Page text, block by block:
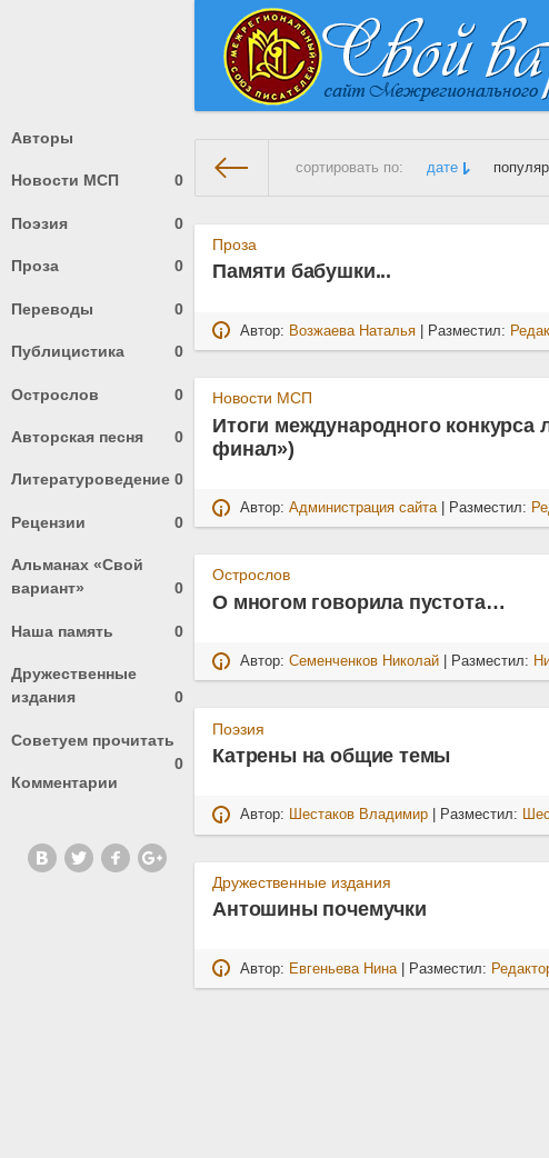
Авторы
Новости МСП 0
Поэзия 0
Проза 0
Переводы 0
Публицистика 0
Острослов 0
Авторская песня 0
Литературоведение 0
Рецензии 0
Альманах «Свой
вариант»
0
Наша память 0
Дружественные
издания
0
Советуем прочитать
0
Комментарии
сортировать по: дате
На главную» Материалы за
Проза
Памяти бабушки...
Автор: Возжаева Наталья | Разместил:
Новости МСП
Итоги международного
финал»)
Автор:Администрация сайта| Разместил:
Острослов
О многом говорила пустота…
Автор:Семенченков Николай | Разместил:
Поэзия
Катрены на общие темы
Автор: Шестаков Владимир | Разместил:
Дружественные издания
Антошины почемучки
Автор: Евгеньева Нина | Разместил: